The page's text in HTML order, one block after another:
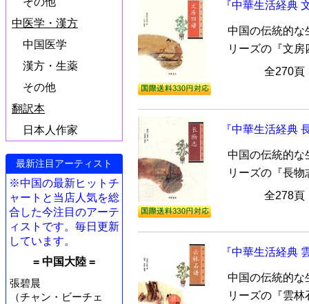
中医学・漢方
中国医学
漢方・生薬
その他
翻訳本
日本人作家
最新注目アーティスト
※中国の最新ヒットチ
ャートと当店人気を総
合した今注目のアーテ
ィストです。毎日更新
しています。
= 中国大陸 =
張碧晨
（チャン・ビーチェ
『中華生活経典
中国の伝統的な
リーズの『文房
全270
『中華生活経典
中国の伝統的な
リーズの『長物
全278
『中華生活経典
中国の伝統的な
リーズの『雲林